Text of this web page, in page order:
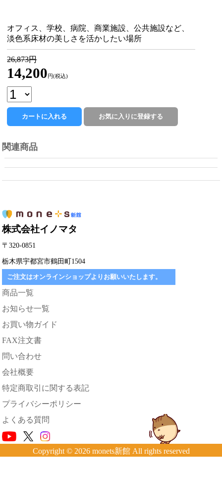
オフィス、学校、病院、商業施設、公共施設など、
淡色系床材の美しさを活かしたい場所
26,873円
14,200 円(税込)
関連商品
株式会社イノマタ
〒320-0851
栃木県宇都宮市鶴田町1504
ご注文はオンラインショップよりお願いいたします。
商品一覧
お知らせ一覧
お買い物ガイド
FAX注文書
問い合わせ
会社概要
特定商取引に関する表記
プライバシーポリシー
よくある質問
Copyright © 2026 monets新館 All rights reserved